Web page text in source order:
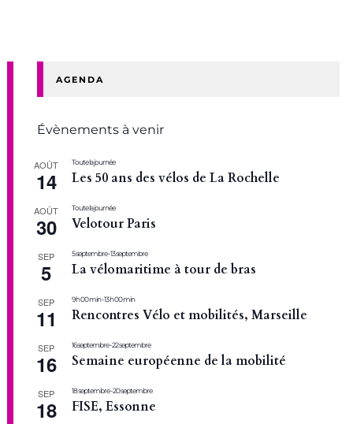
AGENDA
Évènements à venir
AOÛT
14
Toute la journée
Les 50 ans des vélos de La Rochelle
AOÛT
30
Toute la journée
Velotour Paris
SEP
5
5 septembre-13 septembre
La vélomaritime à tour de bras
SEP
11
9 h 00 min-13 h 00 min
Rencontres Vélo et mobilités, Marseille
SEP
16
16 septembre-22 septembre
Semaine européenne de la mobilité
SEP
18
18 septembre-20 septembre
FISE, Essonne